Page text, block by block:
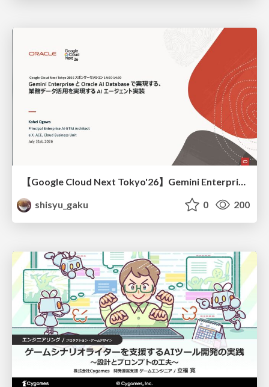
【Google Cloud Next Tokyo'26】Gemini Enterprise と Oracle AI Database で実現する、 業務データ活用を実現する AI エージェント実装
shisyu_gaku
0 200